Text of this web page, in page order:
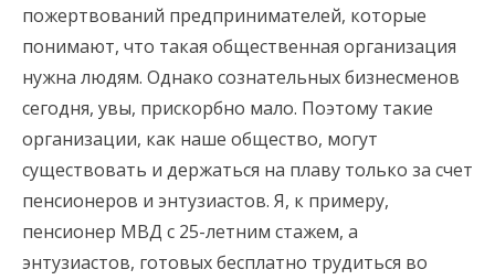
пожертвований предпринимателей, которые
понимают, что такая общественная организация
нужна людям. Однако сознательных бизнесменов
сегодня, увы, прискорбно мало. Поэтому такие
организации, как наше общество, могут
существовать и держаться на плаву только за счет
пенсионеров и энтузиастов. Я, к примеру,
пенсионер МВД с 25-летним стажем, а
энтузиастов, готовых бесплатно трудиться во